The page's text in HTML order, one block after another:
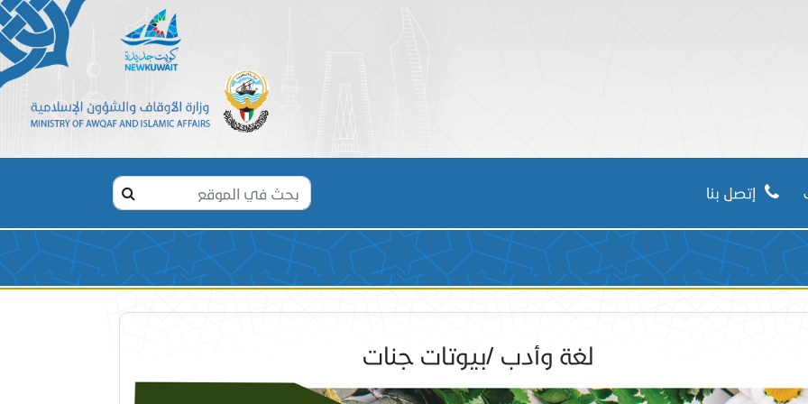
الاسلامي
إتصل بنا
لغة وأدب /بيوتات جنات